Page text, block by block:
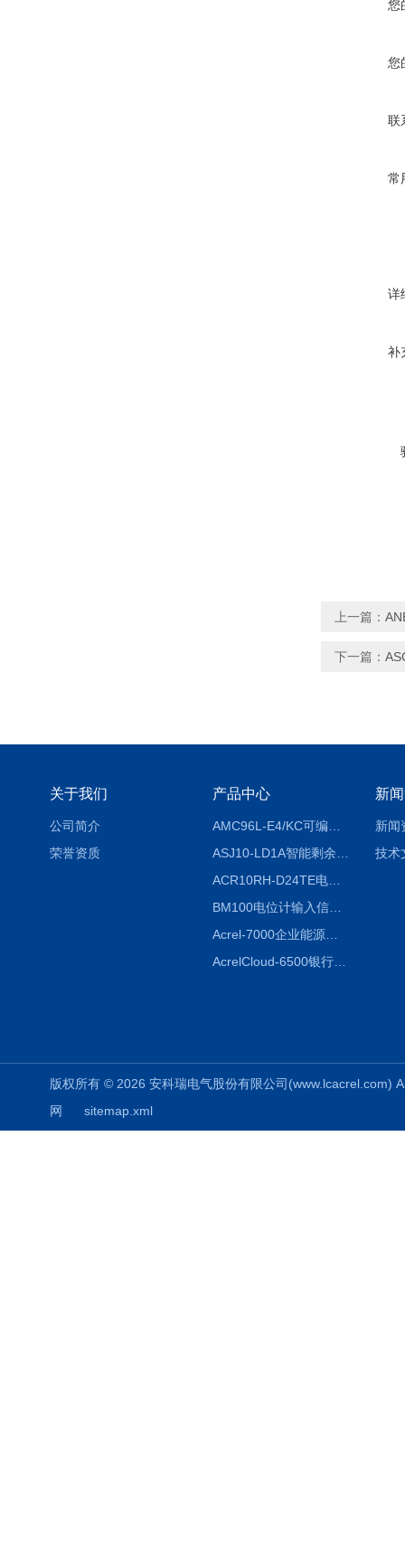
您
您
联
常
详
补
上一篇：
下一篇：
关于我们
公司简介
荣誉资质
产品中心
ACR10RH-D24TE电力仪表外置开口式互感器
BM100电位计输入信号隔离器
Acrel-7000企业能源管控平台
AcrelCloud-6500银行业安全用电能耗云平台
新
新闻
技术
版权所有 © 2026 安科瑞电气股份有限公司
网
sitemap.xml